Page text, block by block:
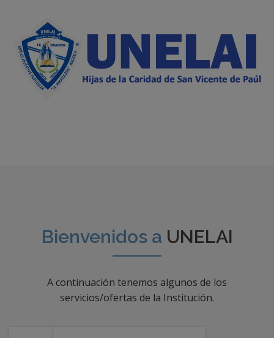
Bienvenidos a UNELAI
A continuación tenemos algunos de los
servicios/ofertas de la Institución.